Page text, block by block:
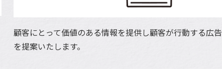
顧客にとって価値のある情報を提供し顧客が行動する広告
を提案いたします。